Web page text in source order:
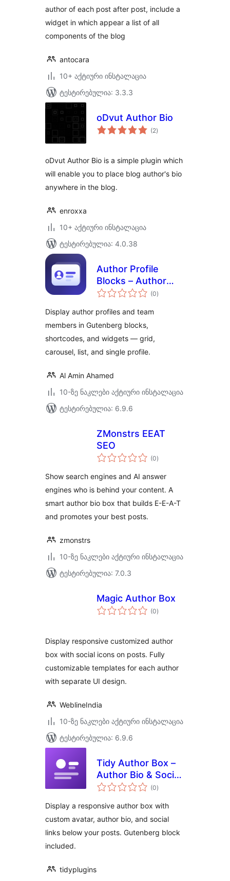
author of each post after post, include a
widget in which appear a list of all
components of the blog
antocara
10+ აქტიური ინსტალაცია
ტესტირებულია: 3.3.3
oDvut Author Bio
(2საერთო
რეიტინგი
)
oDvut Author Bio is a simple plugin which
will enable you to place blog author's bio
anywhere in the blog.
enroxxa
10+ აქტიური ინსტალაცია
ტესტირებულია: 4.0.38
Author Profile
Blocks – Author
Box & Team
Gutenberg
(0საერთო
რეიტინგი
)
Display author profiles and team
members in Gutenberg blocks,
shortcodes, and widgets — grid,
carousel, list, and single profile.
Al Amin Ahamed
10-ზე ნაკლები აქტიური ინსტალაცია
ტესტირებულია: 6.9.6
ZMonstrs EEAT
SEO
(0საერთო
რეიტინგი
)
Show search engines and AI answer
engines who is behind your content. A
smart author bio box that builds E-E-A-T
and promotes your best posts.
zmonstrs
10-ზე ნაკლები აქტიური ინსტალაცია
ტესტირებულია: 7.0.3
Magic Author Box
(0საერთო
რეიტინგი
)
Display responsive customized author
box with social icons on posts. Fully
customizable templates for each author
with separate UI design.
WeblineIndia
10-ზე ნაკლები აქტიური ინსტალაცია
ტესტირებულია: 6.9.6
Tidy Author Box –
Author Bio & Social
Links
(0საერთო
რეიტინგი
)
Display a responsive author box with
custom avatar, author bio, and social
links below your posts. Gutenberg block
included.
tidyplugins